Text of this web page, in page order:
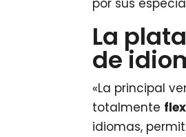
por sus
La
de
«La principal
totalmente
idiomas,